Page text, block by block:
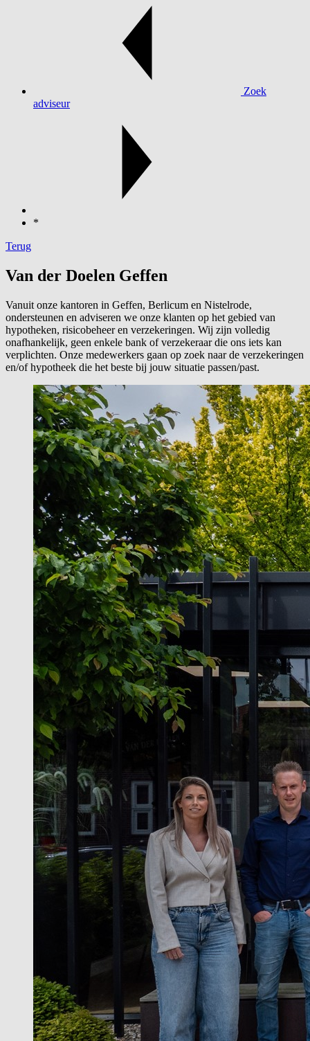
Zoek
adviseur
*
Terug
Van der Doelen Geffen
Vanuit onze kantoren in Geffen, Berlicum en Nistelrode,
ondersteunen en adviseren we onze klanten op het gebied van
hypotheken, risicobeheer en verzekeringen. Wij zijn volledig
onafhankelijk, geen enkele bank of verzekeraar die ons iets kan
verplichten. Onze medewerkers gaan op zoek naar de verzekeringen
en/of hypotheek die het beste bij jouw situatie passen/past.